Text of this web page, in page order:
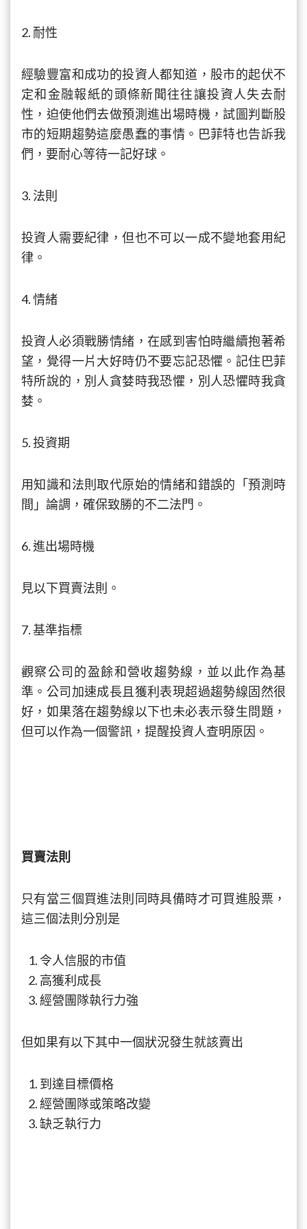
2. 耐性
經驗豐富和成功的投資人都知道，股市的起伏不
定和金融報紙的頭條新聞往往讓投資人失去耐
性，迫使他們去做預測進出場時機，試圖判斷股
市的短期趨勢這麼愚蠢的事情。巴菲特也告訴我
們，要耐心等待一記好球。
3. 法則
投資人需要紀律，但也不可以一成不變地套用紀
律。
4. 情緒
投資人必須戰勝情緒，在感到害怕時繼續抱著希
望，覺得一片大好時仍不要忘記恐懼。記住巴菲
特所說的，別人貪婪時我恐懼，別人恐懼時我貪
婪。
5. 投資期
用知識和法則取代原始的情緒和錯誤的「預測時
間」論調，確保致勝的不二法門。
6. 進出場時機
見以下買賣法則。
7. 基準指標
觀察公司的盈餘和營收趨勢線，並以此作為基
準。公司加速成長且獲利表現超過趨勢線固然很
好，如果落在趨勢線以下也未必表示發生問題，
但可以作為一個警訊，提醒投資人查明原因。
買賣法則
只有當三個買進法則同時具備時才可買進股票，
這三個法則分別是
令人信服的市值
高獲利成長
經營團隊執行力強
但如果有以下其中一個狀況發生就該賣出
到達目標價格
經營團隊或策略改變
缺乏執行力